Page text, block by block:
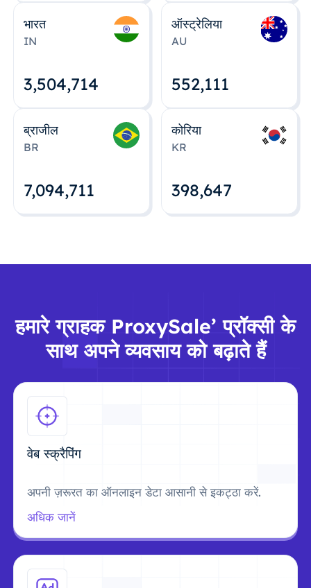
भारत
IN
3,504,715
ऑस्ट्रेलिया
AU
552,112
ब्राजील
BR
7,094,712
कोरिया
KR
398,648
हमारे ग्राहक ProxySale’ प्रॉक्सी के
साथ अपने व्यवसाय को बढ़ाते हैं
वेब स्क्रैपिंग
अपनी ज़रूरत का ऑनलाइन डेटा आसानी से इकट्ठा करें.
अधिक जानें